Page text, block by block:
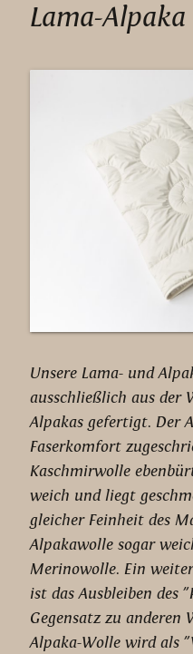
Lama-
Unsere Lama- und
ausschließlich aus der
Alpakas gefertigt. Der
Faserkomfort
Kaschmirwolle
weich und liegt
gleicher Feinheit des
Alpakawolle sogar
Merinowolle. Ein
ist das Ausbleiben des
Gegensatz zu anderen
Alpaka-Wolle wird als